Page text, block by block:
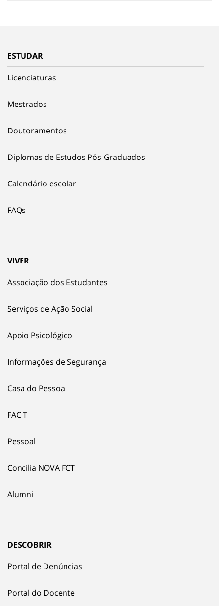
ESTUDAR
Licenciaturas
Mestrados
Doutoramentos
Diplomas de Estudos Pós-Graduados
Calendário escolar
FAQs
VIVER
Associação dos Estudantes
Serviços de Ação Social
Apoio Psicológico
Informações de Segurança
Casa do Pessoal
FACIT
Pessoal
Concilia NOVA FCT
Alumni
DESCOBRIR
Portal de Denúncias
Portal do Docente